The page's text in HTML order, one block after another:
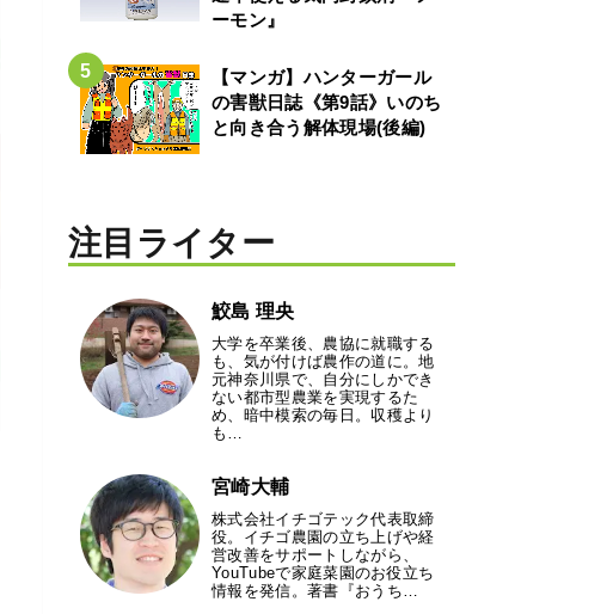
ーモン』
【マンガ】ハンターガール
の害獣日誌《第9話》いのち
と向き合う解体現場(後編)
注目ライター
鮫島 理央
大学を卒業後、農協に就職する
も、気が付けば農作の道に。地
元神奈川県で、自分にしかでき
ない都市型農業を実現するた
め、暗中模索の毎日。収穫より
も…
宮崎大輔
株式会社イチゴテック代表取締
役。イチゴ農園の立ち上げや経
営改善をサポートしながら、
YouTubeで家庭菜園のお役立ち
情報を発信。著書『おうち…